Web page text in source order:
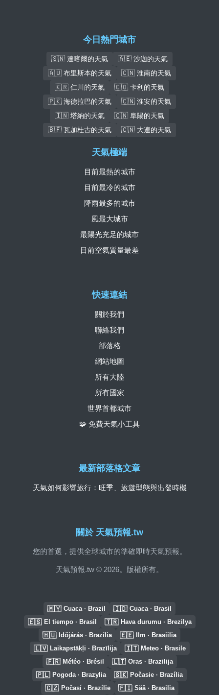
今日熱門城市
🇸🇳 達喀爾的天氣
🇦🇪 沙迦的天氣
🇦🇺 布里斯本的天氣
🇨🇳 淮南的天氣
🇰🇷 仁川的天氣
🇨🇴 卡利的天氣
🇵🇰 海德拉巴的天氣
🇨🇳 淮安的天氣
🇮🇳 塔納的天氣
🇨🇳 阜陽的天氣
🇧🇫 瓦加杜古的天氣
🇨🇳 大連的天氣
關於 天氣預報.tw
您的首選，提供全球城市的準確即時天氣預報。
天氣預報.tw © 2026。版權所有。
快速連結
關於我們
聯絡我們
部落格
網站地圖
所有大陸
所有國家
世界首都城市
🧩 免費天氣小工具
天氣極端
目前最熱的城市
目前最冷的城市
降雨最多的城市
風最大城市
最陽光充足的城市
目前空氣質量最差
最新部落格文章
天氣如何影響旅行：旺季、旅遊型態與出發時機
🇲🇾 Cuaca · Brazil 🇮🇩 Cuaca · Brasil
🇪🇸 El tiempo · Brasil 🇹🇷 Hava durumu · Brezilya
🇭🇺 Időjárás · Brazília 🇪🇪 Ilm · Brasiilia
🇱🇻 Laikapstākļi · Brazīlija 🇮🇹 Meteo · Brasile
🇫🇷 Météo · Brésil 🇱🇹 Oras · Brazilija
🇵🇱 Pogoda · Brazylia 🇸🇰 Počasie · Brazília
🇨🇿 Počasí · Brazílie 🇫🇮 Sää · Brasilia